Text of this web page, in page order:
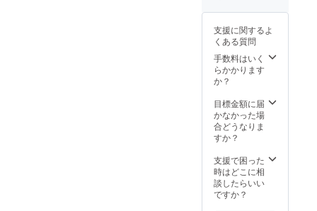
になり
ますの
でご参
加頂く
場合に
は是
上でお
越しく
ださ
カイブ
動画は
12月末
にメー
（10cm
研磨済
み）で
す。
支援に関するよ
くある質問
手数料はいく
らかかります
か？
目標金額に届
かなかった場
合どうなりま
すか？
支援で困った
時はどこに相
談したらいい
ですか？